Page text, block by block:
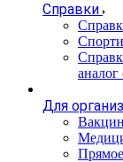
Справки
Для